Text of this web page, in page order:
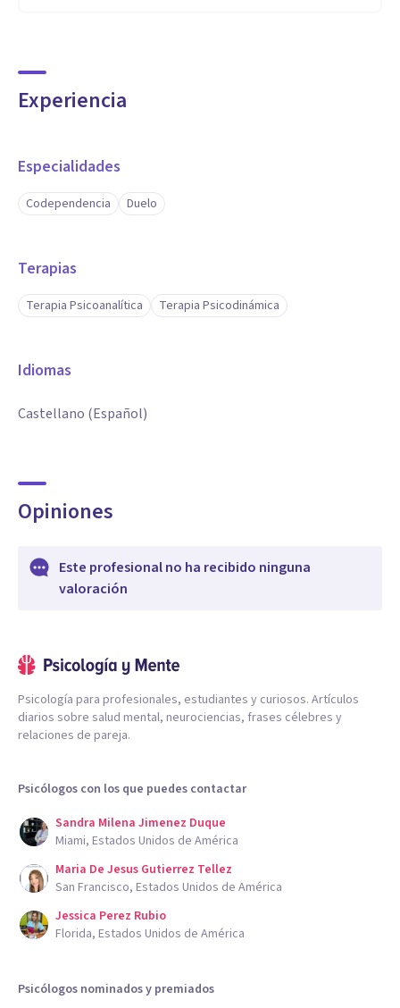
Experiencia
Especialidades
Codependencia Duelo
Terapias
Terapia Psicoanalítica Terapia Psicodinámica
Idiomas
Castellano (Español)
Opiniones
Este profesional no ha recibido ninguna
valoración
Psicología para profesionales, estudiantes y curiosos. Artículos
diarios sobre salud mental, neurociencias, frases célebres y
relaciones de pareja.
Psicólogos con los que puedes contactar
Sandra Milena Jimenez Duque
Miami, Estados Unidos de América
Maria De Jesus Gutierrez Tellez
San Francisco, Estados Unidos de América
Jessica Perez Rubio
Florida, Estados Unidos de América
Psicólogos nominados y premiados